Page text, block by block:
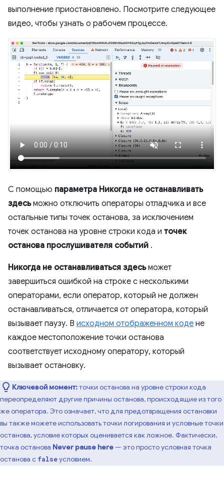
выполнение приостановлено. Посмотрите следующее
видео, чтобы узнать о рабочем процессе.
С помощью параметра Никогда не останавливать
здесьможно отключить операторы отладчика и все
остальные типы точек останова, за исключением
точек останова на уровне строки кода и точек
останова прослушивателя событий .
Никогда не останавливаться здесьможет
завершиться ошибкой на строке с несколькими
операторами, если оператор, который не должен
останавливаться, отличается от оператора, который
вызывает паузу. В исходном отображенном коде не
каждое местоположение точки останова
соответствует исходному оператору, который
вызывает остановку.
Ключевой момент:точки останова на уровне строки кода
переопределяют другие причины останова, происходящие из того
же оператора. Это означает, что для предотвращения остановки
вы также можете использовать точки логирования и условные точки
останова, условие которых оценивается как ложное. Фактически,
точка останова Never pause here — это просто условная точка
останова с falseусловием.